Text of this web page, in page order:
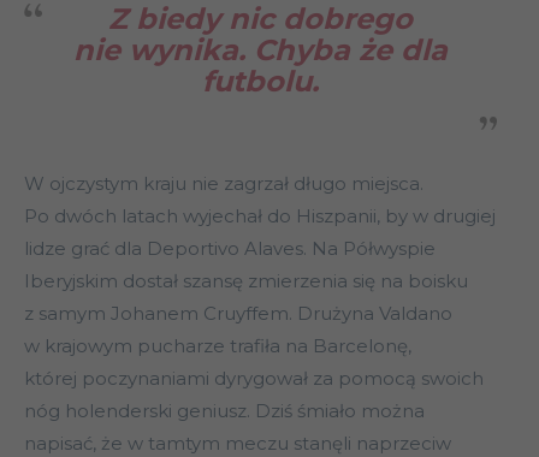
Z biedy nic dobrego
nie wynika. Chyba że dla
futbolu.
W ojczystym kraju nie zagrzał długo miejsca.
Po dwóch latach wyjechał do Hiszpanii, by w drugiej
lidze grać dla Deportivo Alaves. Na Półwyspie
Iberyjskim dostał szansę zmierzenia się na boisku
z samym Johanem Cruyffem. Drużyna Valdano
w krajowym pucharze trafiła na Barcelonę,
której poczynaniami dyrygował za pomocą swoich
nóg holenderski geniusz. Dziś śmiało można
napisać, że w tamtym meczu stanęli naprzeciw